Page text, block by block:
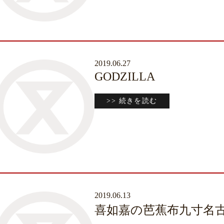
2019.06.27
GODZILLA
>> 続きを読む
2019.06.13
喜如嘉の芭蕉布九寸名